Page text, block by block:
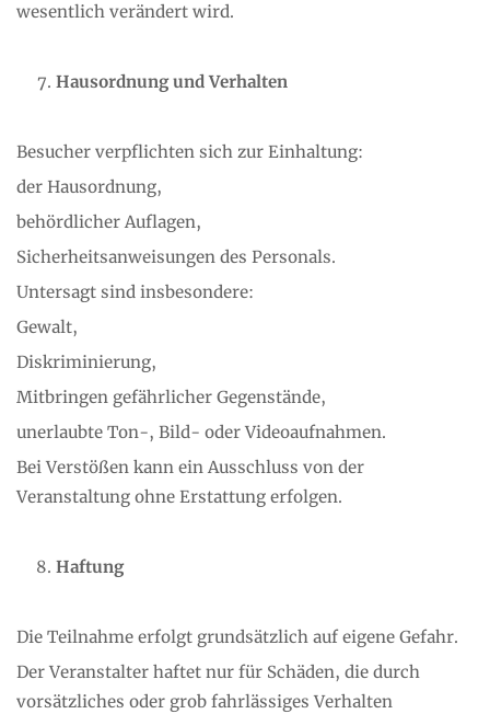
wesentlich verändert wird.
Hausordnung und Verhalten
Besucher verpflichten sich zur Einhaltung:
der Hausordnung,
behördlicher Auflagen,
Sicherheitsanweisungen des Personals.
Untersagt sind insbesondere:
Gewalt,
Diskriminierung,
Mitbringen gefährlicher Gegenstände,
unerlaubte Ton-, Bild- oder Videoaufnahmen.
Bei Verstößen kann ein Ausschluss von der
Veranstaltung ohne Erstattung erfolgen.
Haftung
Die Teilnahme erfolgt grundsätzlich auf eigene Gefahr.
Der Veranstalter haftet nur für Schäden, die durch
vorsätzliches oder grob fahrlässiges Verhalten